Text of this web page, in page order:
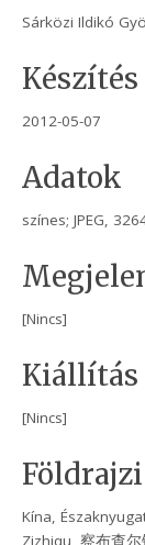
Sárközi Ildikó
2012-05-07
Adatok
színes; JPEG,
[Nincs]
Kiállítás
[Nincs]
Kína,
Zizhiqu, 察布查